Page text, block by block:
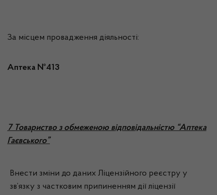
За місцем провадження діяльності:
Аптека №413
7 Товариство з обмеженою відповідальністю “Аптека
Гаєвського”
Внести зміни до даних Ліцензійного реєстру у
зв’язку з частковим припиненням дії ліцензії